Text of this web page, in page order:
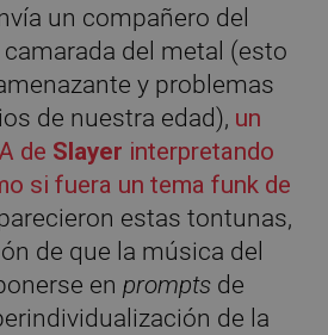
un compañero del
del metal (esto
y problemas
de nuestra edad), un
de Slayer interpretando
si fuera un tema funk de
estas tontunas,
de que la música del
enprompts de
de la